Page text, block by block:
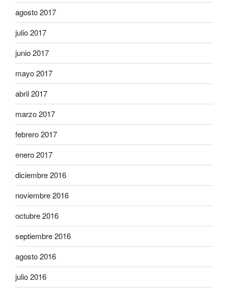
agosto 2017
julio 2017
junio 2017
mayo 2017
abril 2017
marzo 2017
febrero 2017
enero 2017
diciembre 2016
noviembre 2016
octubre 2016
septiembre 2016
agosto 2016
julio 2016